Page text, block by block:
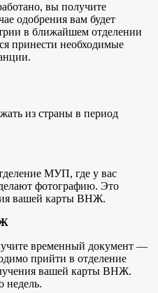
вы получите
одобрения вам будет
в ближайшем отделении
принести необходимые
из страны в период
МУП, где у вас
фотографию. Это
вашей карты ВНЖ.
временный документ —
прийти в отделение
вашей карты ВНЖ.
недель.